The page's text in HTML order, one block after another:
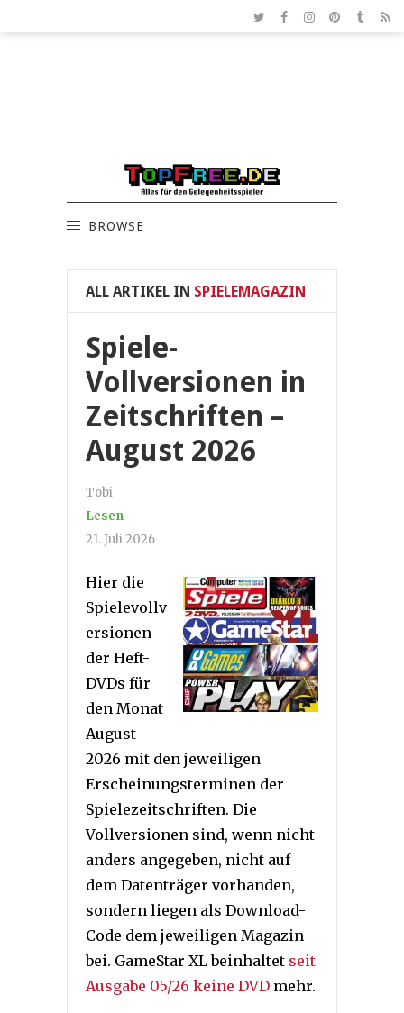
BROWSE
ALL ARTIKEL IN SPIELEMAGAZIN
Spiele-
Vollversionen in
Zeitschriften –
August 2026
Tobi
Lesen
21. Juli 2026
Hier die
Spielevollv
ersionen
der Heft-
DVDs für
den Monat
August
2026 mit den jeweiligen
Erscheinungsterminen der
Spielezeitschriften. Die
Vollversionen sind, wenn nicht
anders angegeben, nicht auf
dem Datenträger vorhanden,
sondern liegen als Download-
Code dem jeweiligen Magazin
bei. GameStar XL beinhaltet seit
Ausgabe 05/26 keine DVD mehr.